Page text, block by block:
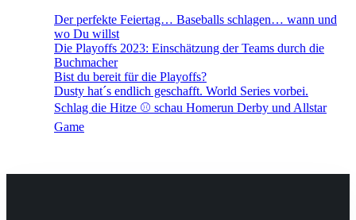
Der perfekte Feiertag… Baseballs schlagen… wann und
wo Du willst
Die Playoffs 2023: Einschätzung der Teams durch die
Buchmacher
Bist du bereit für die Playoffs?
Dusty hat´s endlich geschafft. World Series vorbei.
Schlag die Hitze ⚾️ schau Homerun Derby und Allstar
Game